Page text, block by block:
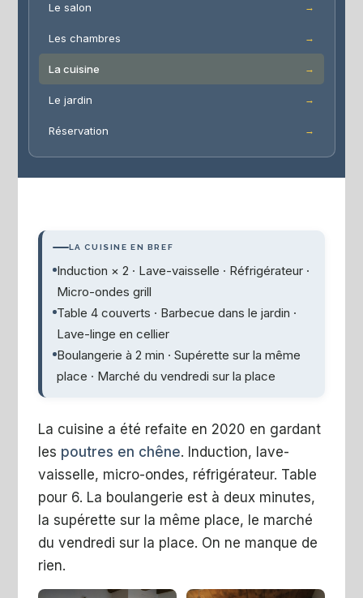
Le salon
Les chambres
La cuisine
Le jardin
Réservation
LA CUISINE EN BREF
Induction × 2 · Lave-vaisselle · Réfrigérateur ·
Micro-ondes grill
Table 4 couverts · Barbecue dans le jardin ·
Lave-linge en cellier
Boulangerie à 2 min · Supérette sur la même
place · Marché du vendredi sur la place
La cuisine a été refaite en 2020 en gardant
les poutres en chêne. Induction, lave-
vaisselle, micro-ondes, réfrigérateur. Table
pour 6. La boulangerie est à deux minutes,
la supérette sur la même place, le marché
du vendredi sur la place. On ne manque de
rien.